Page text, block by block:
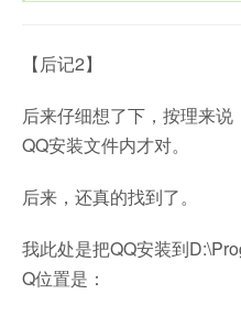
【后记2】
后来仔细想了下，按理来
QQ安装文件内才对。
后来，还真的找到了。
我此处是把QQ安装到
Q位置是：